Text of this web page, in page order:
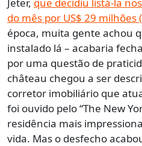
do mês por US$ 29 milhões
época, muita gente achou
instalado lá – acabaria
por uma questão de
château chegou a ser
corretor imobiliário que
foi ouvido pelo “The New
residência mais
vida. Mas o desfecho